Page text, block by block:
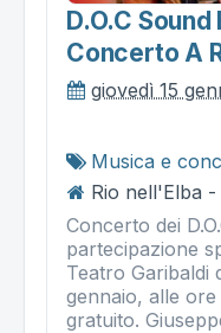
D.o.c Sound
Concerto A
giovedì 15
Musica e
Rio nell'Elba
Concerto dei
partecipazione
Teatro Garibaldi
gennaio, alle ore
gratuito.